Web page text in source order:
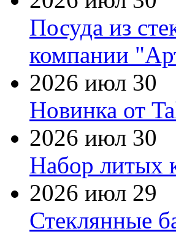
Посуда из
компании
2026 июл 30
Новинка от
2026 июл 30
Набор литых
2026 июл 29
Стеклянные